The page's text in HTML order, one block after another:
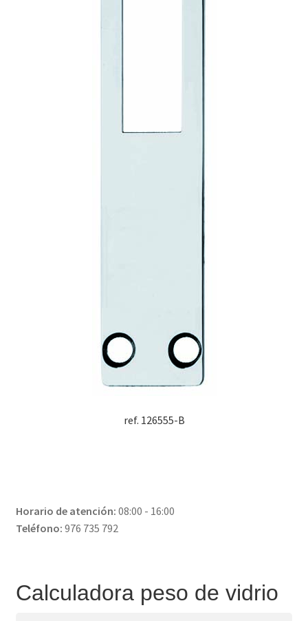
ref. 126555-B
Horario de atención: 08:00 - 16:00
Teléfono: 976 735 792
Calculadora peso de vidrio